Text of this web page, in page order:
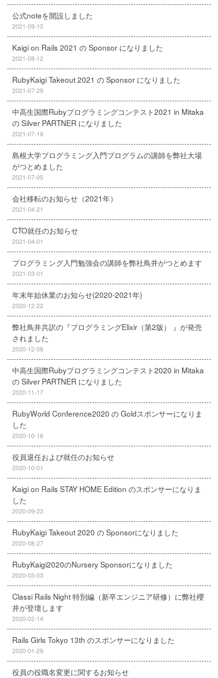
公式noteを開設しました
2021-09-13
Kaigi on Rails 2021 の Sponsor になりました
2021-08-12
RubyKaigi Takeout 2021 の Sponsor になりました
2021-07-29
中高生国際Rubyプログラミングコンテスト2021 in Mitaka
の Silver PARTNER になりました
2021-07-19
島根大学プログラミング入門プログラムの講師を弊社大場
がつとめました
2021-07-05
会社移転のお知らせ（2021年）
2021-04-21
CTO就任のお知らせ
2021-04-01
プログラミング入門勉強会の講師を弊社鳥井がつとめます
2021-03-01
年末年始休業のお知らせ(2020-2021年)
2020-12-22
弊社鳥井共訳の『プログラミングElixir（第2版） 』が発売
されました
2020-12-08
中高生国際Rubyプログラミングコンテスト2020 in Mitaka
の Silver PARTNER になりました
2020-11-17
RubyWorld Conference2020 の Goldスポンサーになりま
した
2020-10-16
役員退任および就任のお知らせ
2020-10-01
Kaigi on Rails STAY HOME Edition のスポンサーになりま
した
2020-09-23
RubyKaigi Takeout 2020 の Sponsorになりました
2020-08-27
RubyKaigi2020のNursery Sponsorになりました
2020-03-03
Classi Rails Night 特別編（新卒エンジニア研修）に弊社櫻
井が登壇します
2020-02-14
Rails Girls Tokyo 13th のスポンサーになりました
2020-01-29
役員の役職名変更に関するお知らせ